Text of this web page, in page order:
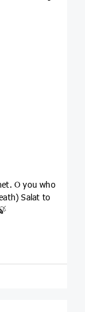
O you who
Salat to